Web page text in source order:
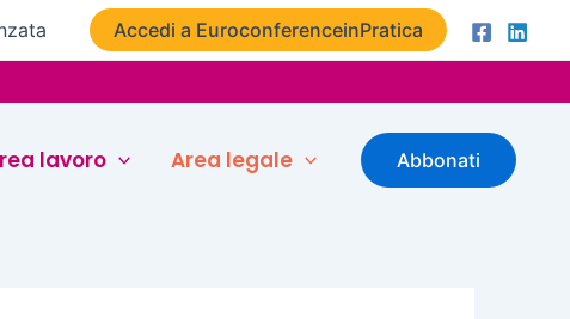
Accedi a EuroconferenceinPratica
lavoro Area legale Abbonati